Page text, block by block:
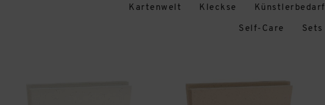
Kartenwelt Kleckse Künstlerbedarf
Self-Care Sets